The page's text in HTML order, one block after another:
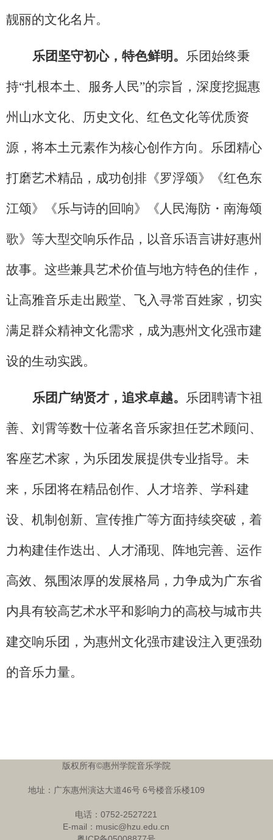
靓丽的文化名片。
乐团坚守初心，特色鲜明。 乐团始终秉
持“扎根本土、服务人民”的宗旨，深度挖掘惠
州山水文化、历史文化、红色文化等优质资
源，将本土元素作为核心创作方向。乐团精心
打磨艺术精品，成功创排《罗浮颂》《红色东
江颂》《乐与诗的回响》《人民海防 ・ 南海颂
歌》等大型交响乐作品，以音乐语言讲好惠州
故事。这些兼具艺术价值与地方特色的佳作，
让高雅音乐走出殿堂、飞入寻常百姓家，切实
满足群众精神文化需求，成为惠州文化强市建
设的生动实践。
乐团广纳贤才，追求卓越。 乐团聘请卞祖
善、刘霄等数十位著名音乐家担任艺术顾问、
客座艺术家，为乐团发展提供专业指导。未
来，乐团将在精品创作、人才培养、学科建
设、机制创新、宣传推广等方面持续突破，着
力构建佳作迭出、人才涌现、阵地完善、运作
高效、氛围浓厚的发展格局，力争成为广东省
内具有较高艺术水平和影响力的高校与城市共
建交响乐团，为惠州文化强市建设注入更强劲
的音乐力量。
版权所有©惠州学院音乐学院
地址：广东惠州演达大道46号 6号楼音乐楼109
电话：0752-2527221
E-mail：music@hzu.edu.cn